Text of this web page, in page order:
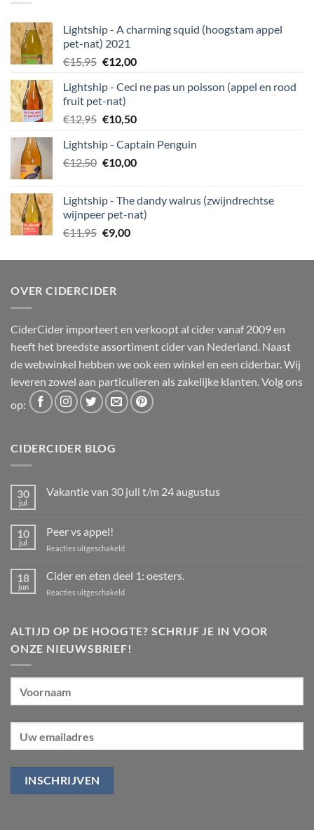
Lightship - A charming squid (hoogstam appel
pet-nat) 2021
€15,95 Oorspronkelijke
was:
€15,95.
€12,00Huidige
is:
Lightship - Ceci ne pas un poisson (appel en rood
fruit pet-nat)
€12,95 Oorspronkelijke
was:
€12,95.
€10,50Huidige
is:
€10,50.
Lightship - Captain Penguin
€12,50 Oorspronkelijke
€12,50.
€10,00Huidige
€10,00.
Lightship - The dandy walrus (zwijndrechtse
wijnpeer pet-nat)
€11,95 Oorspronkelijke
was:
€9,00Huidige
is:
OVER CIDERCIDER
CiderCider importeert en verkoopt al cider vanaf 2009 en
heeft het breedste assortiment cider van Nederland. Naast
de webwinkel hebben we ook een winkel en een ciderbar. Wij
leveren zowel aan particulieren als zakelijke klanten. Volg ons
op:
CIDERCIDER BLOG
30
jul
Vakantie van 30 juli t/m 24 augustus
Vakantie
30
24
10
jul
Peer vs appel!
Reacties uitgeschakeldvoor
vs
appel!
18
jun
Cider en eten deel 1: oesters.
Reacties uitgeschakeldvoor
eten
1:
ALTIJD OP DE HOOGTE? SCHRIJF JE IN VOOR
ONZE NIEUWSBRIEF!